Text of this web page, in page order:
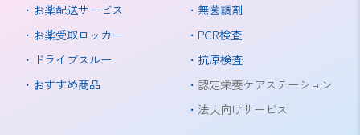
お薬配送サービス
お薬受取ロッカー
ドライブスルー
おすすめ商品
無菌調剤
PCR検査
抗原検査
認定栄養ケアステーション
法人向けサービス